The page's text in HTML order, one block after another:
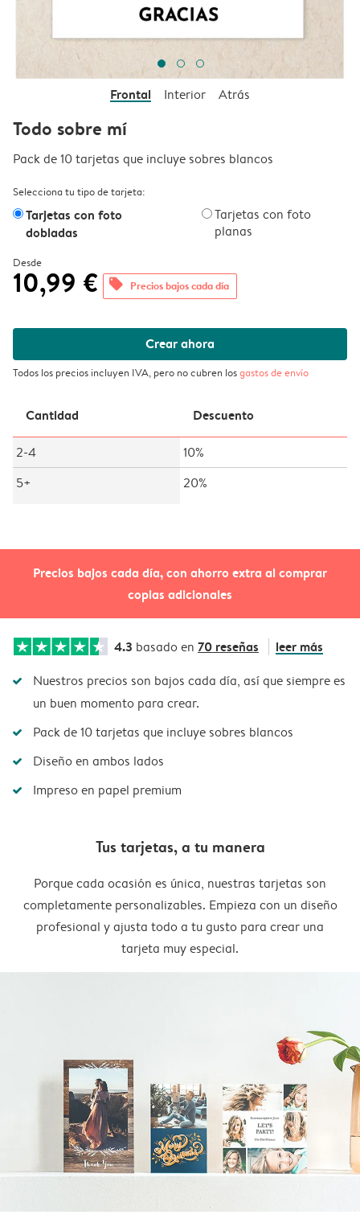
Precios bajos cada día, con ahorro extra al comprar
copias adicionales
Frontal Interior Atrás
Todo sobre mí
Pack de 10 tarjetas que incluye sobres blancos
Selecciona tu tipo de tarjeta:
Tarjetas con foto
dobladas
Tarjetas con foto
planas
Desde
10,99 € offers Precios bajos cada día
Crear ahora
Todos los precios incluyen IVA, pero no cubren losgastos de envío
Cantidad Descuento
2-4
10%
5+
20%
4.3 basado en 70 reseñas leer más
Nuestros precios son bajos cada día, así que siempre es
un buen momento para crear.
Pack de 10 tarjetas que incluye sobres blancos
Diseño en ambos lados
Impreso en papel premium
Tus tarjetas, a tu manera
Porque cada ocasión es única, nuestras tarjetas son
completamente personalizables. Empieza con un diseño
profesional y ajusta todo a tu gusto para crear una
tarjeta muy especial.